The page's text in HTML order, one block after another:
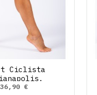
Ciclista
36,90 €